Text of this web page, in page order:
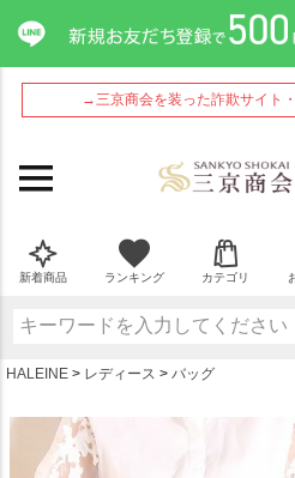
→三京商会を装った詐欺サイト
新着商品 ランキング カテゴリ
HALEINE レディース バッグ